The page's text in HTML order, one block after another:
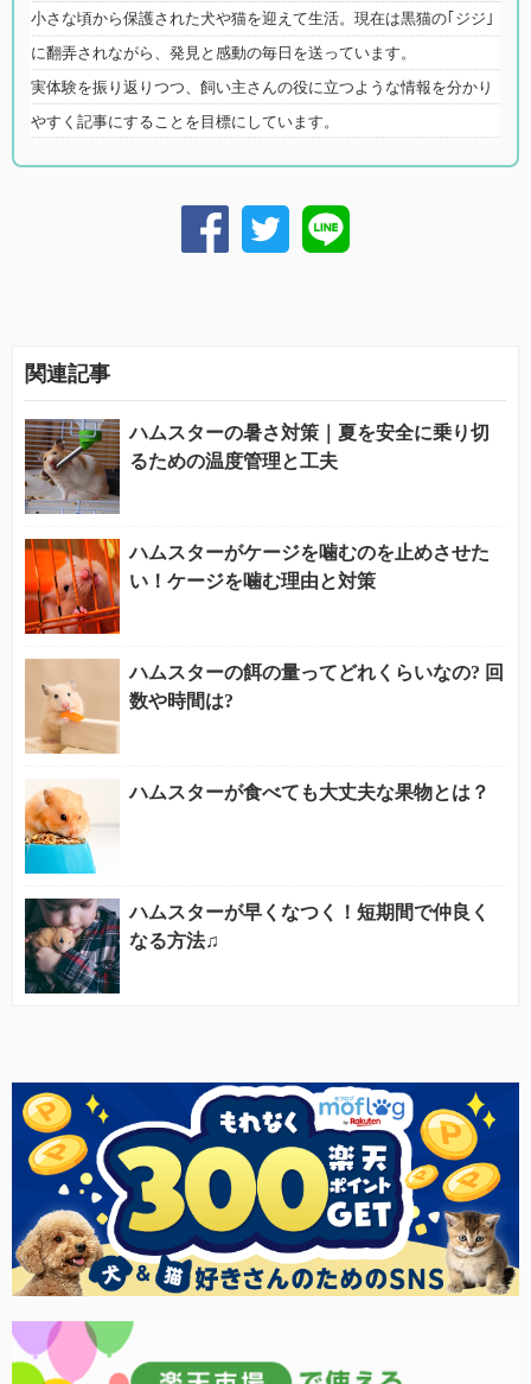
小さな頃から保護された犬や猫を迎えて生活。現在は黒猫の｢ジジ｣
に翻弄されながら、発見と感動の毎日を送っています。
実体験を振り返りつつ、飼い主さんの役に立つような情報を分かり
やすく記事にすることを目標にしています。
関連記事
ハムスターの暑さ対策｜夏を安全に乗り切
るための温度管理と工夫
ハムスターがケージを噛むのを止めさせた
い！ケージを噛む理由と対策
ハムスターの餌の量ってどれくらいなの? 回
数や時間は?
ハムスターが食べても大丈夫な果物とは？
ハムスターが早くなつく！短期間で仲良く
なる方法♫